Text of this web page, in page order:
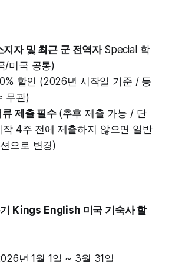
지자 및 최근 군 전역자 Special 학
/미국 공통)
할인 (2026년 시작일 기준 / 등
무관)
류 제출 필수 (추후 제출 가능 / 단
작 4주 전에 제출하지 않으면 일반
으로 변경)
Kings English 미국 기숙사 할
년 1월 1일 ~ 3월 31일